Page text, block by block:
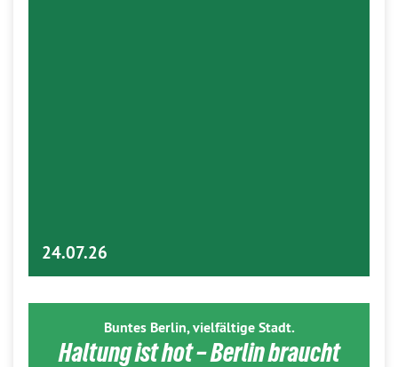
24.07.26
Buntes Berlin, vielfältige Stadt.
Haltung ist hot – Berlin braucht